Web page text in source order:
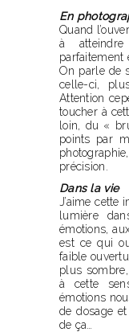
En
Quand
à
parfaitement
On parle de
celle-ci,
Attention
toucher à
loin, du «
points par
précision.
Dans la vie
J’aime
lumière
émotions,
est ce qui
faible
plus
à cette
émotions
de dosage
de ça…